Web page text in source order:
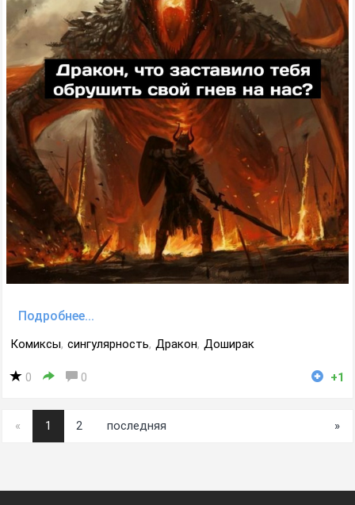
Подробнее...
Комиксы, сингулярность, Дракон, Доширак
0 0 +1
« 1 2 последняя »